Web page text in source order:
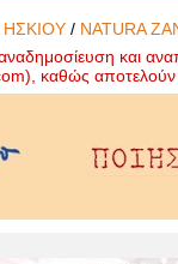
/ NATURA
και
), καθώς αποτελούν